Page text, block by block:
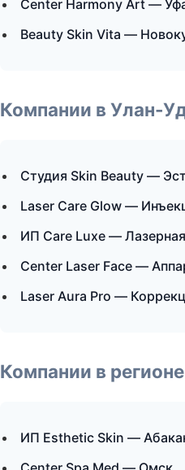
Center Harmony Art —
Beauty Skin Vita —
Компании в Улан-
Студия Skin Beauty —
Laser Care Glow —
ИП Care Luxe —
Center Laser Face —
Laser Aura Pro —
Компании в
ИП Esthetic Skin —